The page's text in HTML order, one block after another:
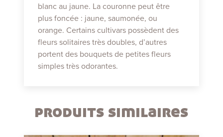
blanc au jaune. La couronne peut être
plus foncée : jaune, saumonée, ou
orange. Certains cultivars possèdent des
fleurs solitaires très doubles, d’autres
portent des bouquets de petites fleurs
simples très odorantes.
produits similaires